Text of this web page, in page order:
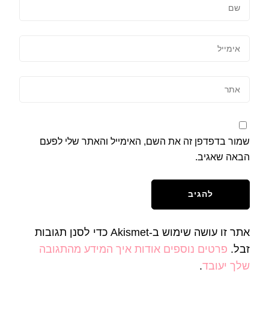
שמור בדפדפן זה את השם, האימייל והאתר שלי לפעם
הבאה שאגיב.
אתר זו עושה שימוש ב-Akismet כדי לסנן תגובות
זבל. פרטים נוספים אודות איך המידע מהתגובה
שלך יעובד.